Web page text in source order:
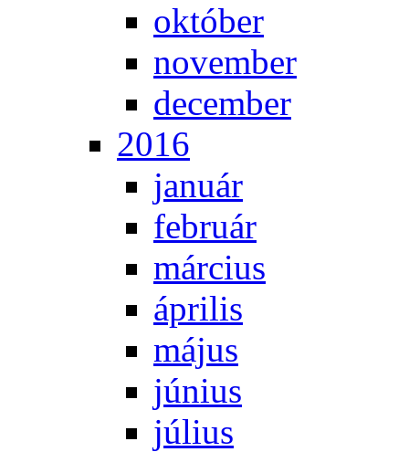
ok­tó­ber
no­vem­ber
de­cem­ber
2016
ja­nu­ár
feb­ru­ár
már­ci­us
áp­ri­lis
má­jus
jú­ni­us
jú­li­us